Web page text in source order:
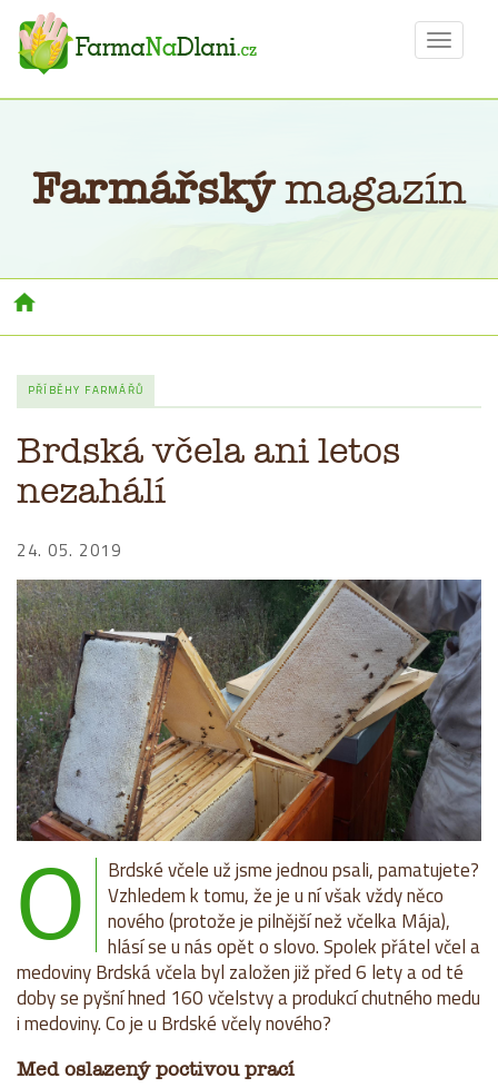
Toggle
Farmářskýmagazín
PŘÍBĚHY FARMÁŘŮ
Brdská včela ani letos
nezahálí
24. 05. 2019
O
Brdské včele už jsme jednou psali, pamatujete?
Vzhledem k tomu, že je u ní však vždy něco
nového (protože je pilnější než včelka Mája),
hlásí se u nás opět o slovo. Spolek přátel včel a
medoviny Brdská včela byl založen již před 6 lety a od té
doby se pyšní hned 160 včelstvy a produkcí chutného medu
i medoviny. Co je u Brdské včely nového?
Med oslazený poctivou prací